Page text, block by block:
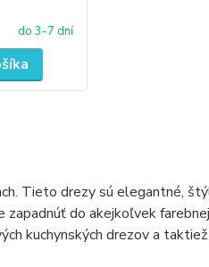
do 3-7 dní
Tieto drezy sú elegantné,
do akejkoľvek
kuchynských drezov a